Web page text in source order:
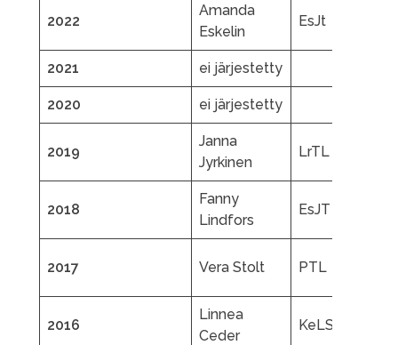
2022
Amanda
Eskelin
EsJt
2021 ei järjestetty
2020 ei järjestetty
2019
Janna
Jyrkinen
LrTL
2018
Fanny
Lindfors
EsJT
2017 Vera Stolt PTL
2016
Linnea
Ceder
KeLS